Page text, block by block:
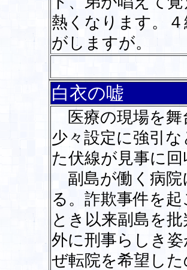
熱くなります。
がしますが。
白衣の嘘
医療の現場を舞
少々設定に強引
た伏線が見事に
副島が働く病院
る。詐欺事件を
とき以来副島を
外に刑事らしき
ぜ転院を希望し